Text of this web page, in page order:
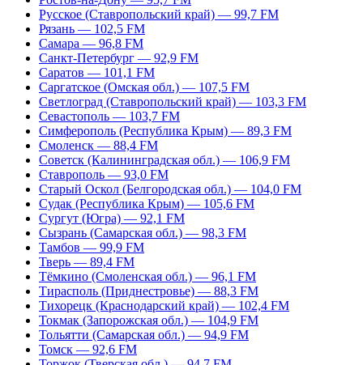
Русское (Ставропольский край) — 99,7 FM
Рязань — 102,5 FM
Самара — 96,8 FM
Санкт-Петербург — 92,9 FM
Саратов — 101,1 FM
Саргатское (Омская обл.) — 107,5 FM
Светлоград (Ставропольский край) — 103,3 FM
Севастополь — 103,7 FM
Симферополь (Республика Крым) — 89,3 FM
Смоленск — 88,4 FM
Советск (Калининградская обл.) — 106,9 FM
Ставрополь — 93,0 FM
Старый Оскол (Белгородская обл.) — 104,0 FM
Судак (Республика Крым) — 105,6 FM
Сургут (Югра) — 92,1 FM
Сызрань (Самарская обл.) — 98,3 FM
Тамбов — 99,9 FM
Тверь — 89,4 FM
Тёмкино (Смоленская обл.) — 96,1 FM
Тирасполь (Приднестровье) — 88,3 FM
Тихорецк (Краснодарский край) — 102,4 FM
Токмак (Запорожская обл.) — 104,9 FM
Тольятти (Самарская обл.) — 94,9 FM
Томск — 92,6 FM